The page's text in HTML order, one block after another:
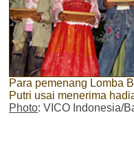
Para pemenang Lomba
Putri usai menerima
Photo: VICO Indonesia/